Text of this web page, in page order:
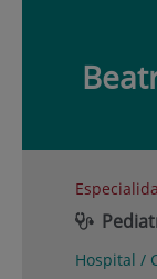
Hospital /